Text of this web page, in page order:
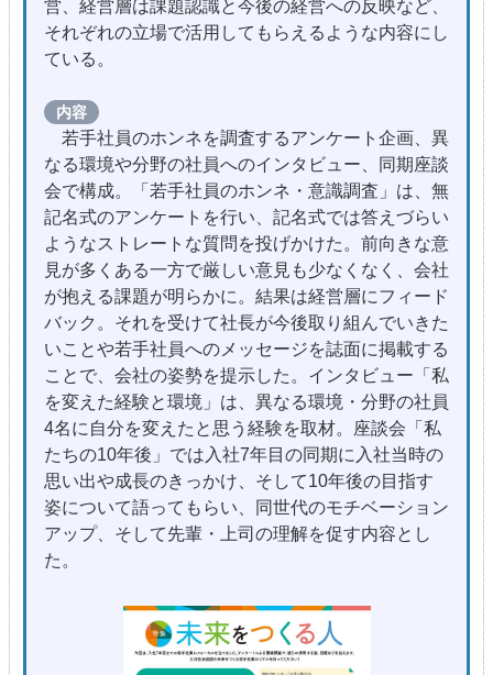
営、経営層は課題認識と今後の経営への反映など、
それぞれの立場で活用してもらえるような内容にし
ている。
内容
若手社員のホンネを調査するアンケート企画、異
なる環境や分野の社員へのインタビュー、同期座談
会で構成。「若手社員のホンネ・意識調査」は、無
記名式のアンケートを行い、記名式では答えづらい
ようなストレートな質問を投げかけた。前向きな意
見が多くある一方で厳しい意見も少なくなく、会社
が抱える課題が明らかに。結果は経営層にフィード
バック。それを受けて社長が今後取り組んでいきた
いことや若手社員へのメッセージを誌面に掲載する
ことで、会社の姿勢を提示した。インタビュー「私
を変えた経験と環境」は、異なる環境・分野の社員
4名に自分を変えたと思う経験を取材。座談会「私
たちの10年後」では入社7年目の同期に入社当時の
思い出や成長のきっかけ、そして10年後の目指す
姿について語ってもらい、同世代のモチベーション
アップ、そして先輩・上司の理解を促す内容とし
た。